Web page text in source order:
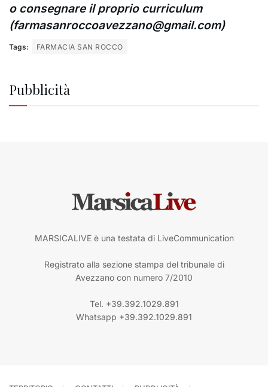
o consegnare il proprio curriculum
(farmasanroccoavezzano@gmail.com)
Tags: FARMACIA SAN ROCCO
Pubblicità
MARSICALIVE è una testata di LiveCommunication
Registrato alla sezione stampa del tribunale di
Avezzano con numero 7/2010
Tel. +39.392.1029.891
Whatsapp +39.392.1029.891